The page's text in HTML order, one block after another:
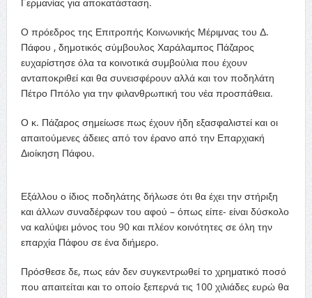
Ο πρόεδρος της Επιτροπής Κοινωνικής Μέριμνας του Δ.
Πάφου , δημοτικός σύμβουλος Χαράλαμπος Πάζαρος
ευχαρίστησε όλα τα κοινοτικά συμβούλια που έχουν
ανταποκριθεί και θα συνεισφέρουν αλλά και τον ποδηλάτη
Πέτρο Ππόλο για την φιλανθρωπική του νέα προσπάθεια.
Ο κ. Πάζαρος σημείωσε πως έχουν ήδη εξασφαλιστεί και οι
απαιτούμενες άδειες από τον έρανο από την Επαρχιακή
Διοίκηση Πάφου.
Εξάλλου ο ίδιος ποδηλάτης δήλωσε ότι θα έχει την στήριξη
και άλλων συναδέρφων του αφού – όπως είπε- είναι δύσκολο
να καλύψει μόνος του 90 και πλέον κοινότητες σε όλη την
επαρχία Πάφου σε ένα διήμερο.
Πρόσθεσε δε, πως εάν δεν συγκεντρωθεί το χρηματικό ποσό
που απαιτείται και το οποίο ξεπερνά τις 100 χιλιάδες ευρώ θα